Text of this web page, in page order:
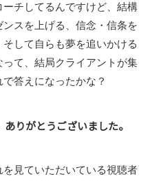
チしてるんですけど、結構
スを上げる、信念・信条を
して自らも夢を追いかける
て、結局クライアントが集
答えになったかな？
ありがとうございました。
見ていただいている視聴者